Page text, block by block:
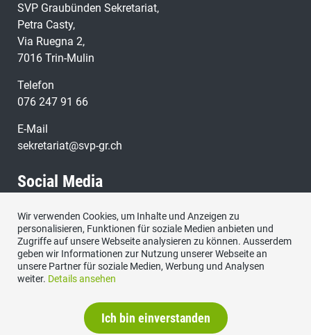
SVP Graubünden Sekretariat,
Petra Casty,
Via Ruegna 2,
7016 Trin-Mulin
Telefon
076 247 91 66
E-Mail
sekretariat@svp-gr.ch
Social Media
Besuchen Sie uns bei:
Datenschutzerklärung|Kontakt
Wir verwenden Cookies, um Inhalte und Anzeigen zu
personalisieren, Funktionen für soziale Medien anbieten und
Zugriffe auf unsere Webseite analysieren zu können. Ausserdem
geben wir Informationen zur Nutzung unserer Webseite an
unsere Partner für soziale Medien, Werbung und Analysen
weiter. Details ansehen
Ich bin einverstanden